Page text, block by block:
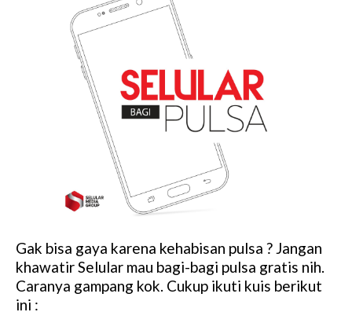
Gak bisa gaya karena kehabisan pulsa ? Jangan
khawatir Selular mau bagi-bagi pulsa gratis nih.
Caranya gampang kok. Cukup ikuti kuis berikut
ini :